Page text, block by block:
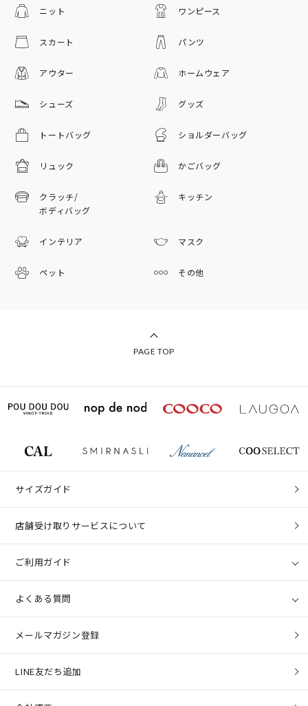
ニット ワンピース
スカート パンツ
アウター ホームウェア
シューズ グッズ
トートバッグ ショルダーバッグ
リュック かごバッグ
クラッチ/
ボディバッグ
キッチン
インテリア マスク
ペット その他
PAGE TOP
サイズガイド
店舗受け取りサービスについて
ご利用ガイド
よくある質問
メールマガジン登録
LINE友だち追加